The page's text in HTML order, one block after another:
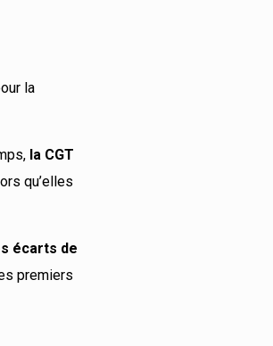
la
la CGT
qu’elles
écarts de
premiers